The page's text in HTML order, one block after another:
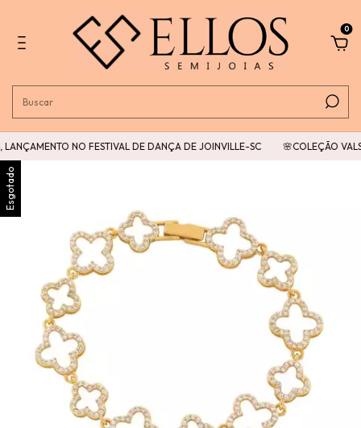
0
NO FESTIVAL DE DANÇA DE JOINVILLE-SC 🌸COLEÇÃO
Esgotado